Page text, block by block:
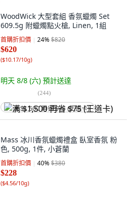
WoodWick 大型套組 香氛蠟燭 Set
609.5g 附蠟燭點火槍, Linen, 1組
首購折扣價 24%$820
$620
($10.17/10g)
明天 8/8 (六) 預計送達
(244)
满 $1,500 再省 $75 (王道卡)
Mass 冰川香氛蠟燭禮盒 臥室香氛 粉
色, 500g, 1件, 小蒼蘭
首購折扣價 40%$380
$228
($4.56/10g)